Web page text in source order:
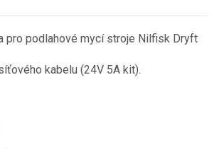
pro podlahové mycí stroje Nilfisk Dryft
kabelu (24V 5A kit).